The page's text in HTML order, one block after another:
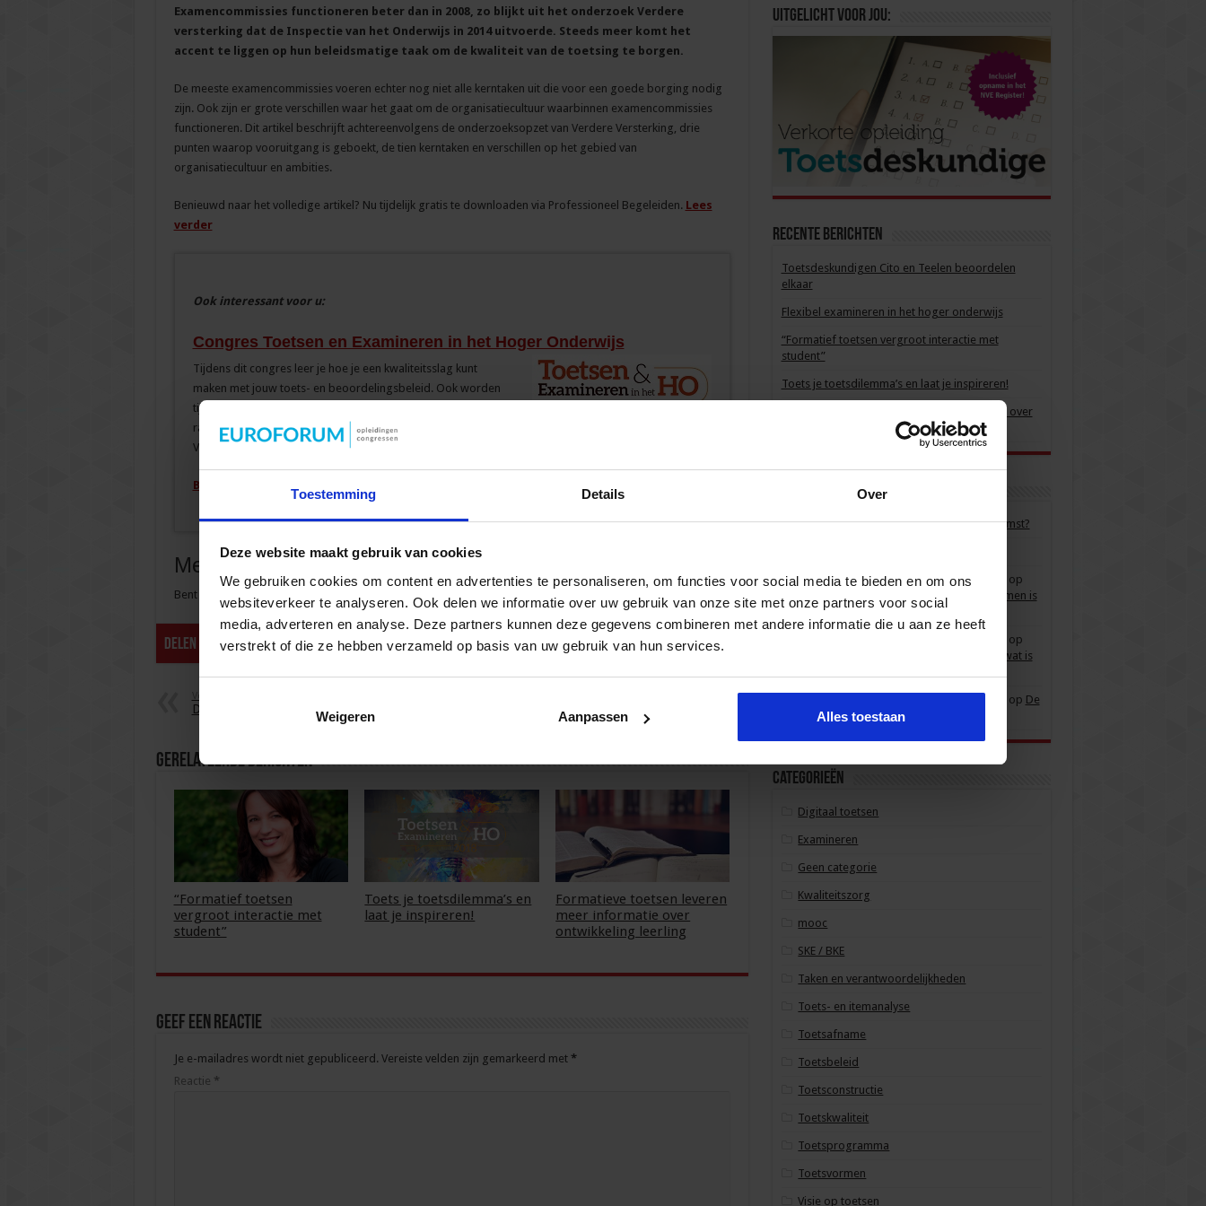
Toestemming Details Over
Deze website maakt gebruik van cookies
We gebruiken cookies om content en advertenties te personaliseren, om functies voor social media te bieden en om ons
websiteverkeer te analyseren. Ook delen we informatie over uw gebruik van onze site met onze partners voor social
media, adverteren en analyse. Deze partners kunnen deze gegevens combineren met andere informatie die u aan ze heeft
verstrekt of die ze hebben verzameld op basis van uw gebruik van hun services.
Weigeren Aanpassen Alles toestaan
Examencommissies functioneren beter dan in 2008, zo blijkt uit het onderzoek Verdere
versterking dat de Inspectie van het Onderwijs in 2014 uitvoerde. Steeds meer komt het
accent te liggen op hun beleidsmatige taak om de kwaliteit van de toetsing te borgen.
De meeste examencommissies voeren echter nog niet alle kerntaken uit die voor een goede borging nodig
zijn. Ook zijn er grote verschillen waar het gaat om de organisatiecultuur waarbinnen examencommissies
functioneren. Dit artikel beschrijft achtereenvolgens de onderzoeksopzet van Verdere Versterking, drie
punten waarop vooruitgang is geboekt, de tien kerntaken en verschillen op het gebied van
organisatiecultuur en ambities.
Benieuwd naar het volledige artikel? Nu tijdelijk gratis te downloaden via Professioneel Begeleiden. Lees
verder
Ook interessant voor u:
Congres Toetsen en Examineren in het Hoger Onderwijs
Tijdens dit congres leer je hoe je een kwaliteitsslag kunt
maken met jouw toets- en beoordelingsbeleid. Ook worden
tijdens het congres de belangrijkste speerpunten uit het
rapport Verdere Versterking gepresenteerd door Monique
Vogelzang van Inspectie van het Onderwijs
Bekijk het programma
Meer informatie?
Bent u op zoek naar meer inhoudelijke artikelen? Ga naar ProfessioneelBegeleiden.nl
Delen
Digitaal toetsen
studenten kritisch na te denken
Gerelateerde Berichten
“Formatief toetsen
vergroot interactie met
student”
Toets je toetsdilemma’s en
laat je inspireren!
Formatieve toetsen leveren
meer informatie over
ontwikkeling leerling
Geef een reactie
Je e-mailadres wordt niet gepubliceerd. Vereiste velden zijn gemarkeerd met *
Reactie *
Uitgelicht voor jou:
Recente berichten
Toetsdeskundigen Cito en Teelen beoordelen
elkaar
Flexibel examineren in het hoger onderwijs
“Formatief toetsen vergroot interactie met
student”
Toets je toetsdilemma’s en laat je inspireren!
Formatieve toetsen leveren meer informatie over
Recente reacties
SBO OnderwijsopLeidt u op voor de toekomst?
Kennis delen via blogs en publicaties Teelen
op
Ook allergisch voor toetsmatrijzen? Voorkomen is
beter dan genezen!
op
Onderscheidend vermogen van een vraag: wat is
op De
relatieve cesuur
Categorieën
Digitaal toetsen
Examineren
Geen categorie
Kwaliteitszorg
mooc
SKE / BKE
Taken en verantwoordelijkheden
Toets- en itemanalyse
Toetsafname
Toetsbeleid
Toetsconstructie
Toetskwaliteit
Toetsprogramma
Toetsvormen
Visie op toetsen